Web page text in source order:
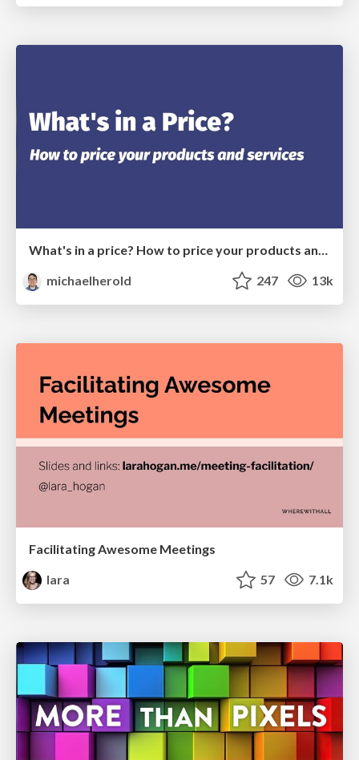
What's in a price? How to price your products and services
michaelherold
247 13k
Facilitating Awesome Meetings
lara
57 7.1k